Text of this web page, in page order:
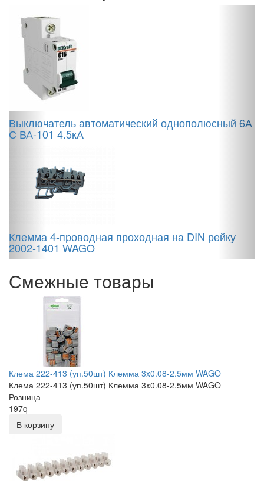
Выключатель автоматический однополюсный 6А
С ВА-101 4.5кА
Клемма 4-проводная проходная на DIN рейку
2002-1401 WAGO
Смежные товары
Клема 222-413 (уп.50шт) Клемма 3x0.08-2.5мм WAGO
Клема 222-413 (уп.50шт) Клемма 3x0.08-2.5мм WAGO
Розница
197q
В корзину